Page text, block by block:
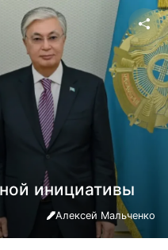
инициативы
Алексей Мальченко